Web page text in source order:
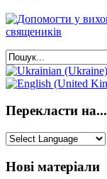
Перекласти на...
Нові матеріали